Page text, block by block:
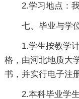
2.学习地点：我
七、毕业与学
1.学生按教学计
格，由河北地质大
书，并实行电子注
2.本科毕业学生